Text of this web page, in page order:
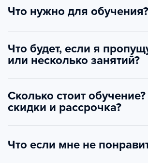
Что нужно для обучения?
Что будет, если я
или несколько занятий?
Сколько стоит
скидки и рассрочка?
Что если мне не